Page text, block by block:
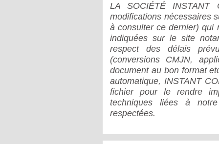
LA SOCIÉTÉ
modifications nécessaires
à consulter ce dernier) qui
indiquées sur le site
respect des délais
(conversions CMJN,
document au bon format
automatique, INSTANT
fichier pour le rendre
techniques liées à
respectées.